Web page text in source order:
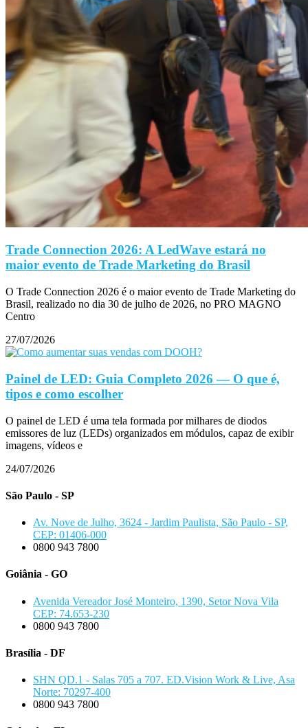
Trade Connection 2026: A LedWave estará no
maior evento de Trade Marketing do Brasil
O Trade Connection 2026 é o maior evento de Trade Marketing do
Brasil, realizado no dia 30 de julho de 2026, no PRO MAGNO
Centro
27/07/2026
Painel de LED: Guia Completo 2026 — O que é,
tipos e como escolher
O painel de LED é uma tela formada por milhares de diodos
emissores de luz (LEDs) organizados em módulos, capaz de exibir
imagens, vídeos e
24/07/2026
São Paulo - SP
Av. Nove de Julho, 3624 - Jardim Paulista, São Paulo - SP,
CEP: 01406-000
0800 943 7800
Goiânia - GO
Avenida Vereador José Monteiro, 1390, Setor Nova Vila
CEP: 74.653-230
0800 943 7800
Brasília - DF
SHN QD.1 - Salas 705 a 707. ED.Vision Work & Live, Asa
Norte: 70297-400
0800 943 7800